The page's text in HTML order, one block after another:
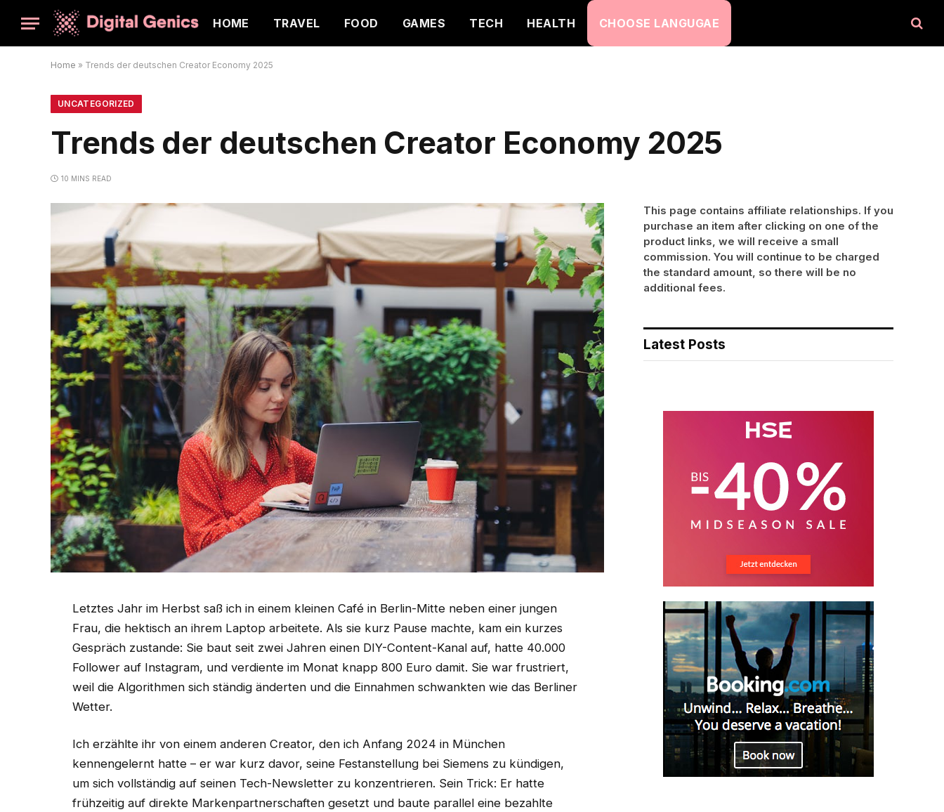
HOME TRAVEL FOOD GAMES TECH HEALTH CHOOSE LANGUGAE
Home » Trends der deutschen Creator Economy 2025
UNCATEGORIZED
Trends der deutschen Creator Economy 2025
10 MINS READ
Letztes Jahr im Herbst saß ich in einem kleinen Café in Berlin-Mitte neben einer jungen
Frau, die hektisch an ihrem Laptop arbeitete. Als sie kurz Pause machte, kam ein kurzes
Gespräch zustande: Sie baut seit zwei Jahren einen DIY-Content-Kanal auf, hatte 40.000
Follower auf Instagram, und verdiente im Monat knapp 800 Euro damit. Sie war frustriert,
weil die Algorithmen sich ständig änderten und die Einnahmen schwankten wie das Berliner
Wetter.
Ich erzählte ihr von einem anderen Creator, den ich Anfang 2024 in München
kennengelernt hatte – er war kurz davor, seine Festanstellung bei Siemens zu kündigen,
um sich vollständig auf seinen Tech-Newsletter zu konzentrieren. Sein Trick: Er hatte
frühzeitig auf direkte Markenpartnerschaften gesetzt und baute parallel eine bezahlte
This page contains affiliate relationships. If you
purchase an item after clicking on one of the
product links, we will receive a small
commission. You will continue to be charged
the standard amount, so there will be no
additional fees.
Latest Posts